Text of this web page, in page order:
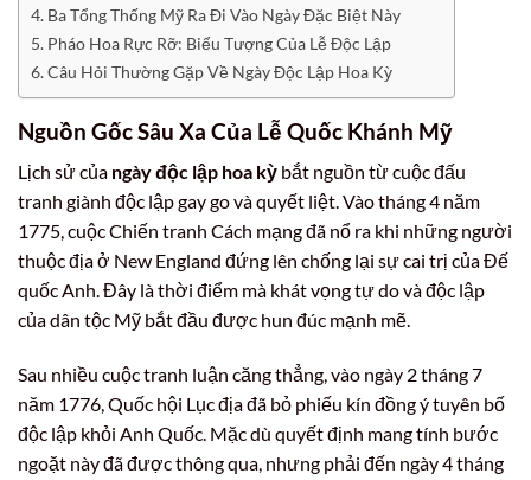
Ba Tổng Thống Mỹ Ra Đi Vào Ngày Đặc Biệt Này
Pháo Hoa Rực Rỡ: Biểu Tượng Của Lễ Độc Lập
Câu Hỏi Thường Gặp Về Ngày Độc Lập Hoa Kỳ
Nguồn Gốc Sâu Xa Của Lễ Quốc Khánh Mỹ
Lịch sử của ngày độc lập hoa kỳ bắt nguồn từ cuộc đấu
tranh giành độc lập gay go và quyết liệt. Vào tháng 4 năm
1775, cuộc Chiến tranh Cách mạng đã nổ ra khi những người
thuộc địa ở New England đứng lên chống lại sự cai trị của Đế
quốc Anh. Đây là thời điểm mà khát vọng tự do và độc lập
của dân tộc Mỹ bắt đầu được hun đúc mạnh mẽ.
Sau nhiều cuộc tranh luận căng thẳng, vào ngày 2 tháng 7
năm 1776, Quốc hội Lục địa đã bỏ phiếu kín đồng ý tuyên bố
độc lập khỏi Anh Quốc. Mặc dù quyết định mang tính bước
ngoặt này đã được thông qua, nhưng phải đến ngày 4 tháng